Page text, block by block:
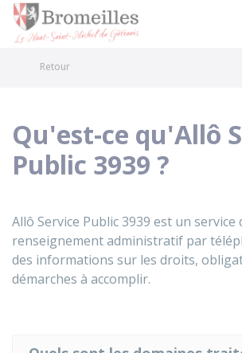
Retour
Qu'est-ce qu'Allô
Public 3939 ?
Allô Service Public 3939 est un service
renseignement administratif par
des informations sur les droits,
démarches à accomplir.